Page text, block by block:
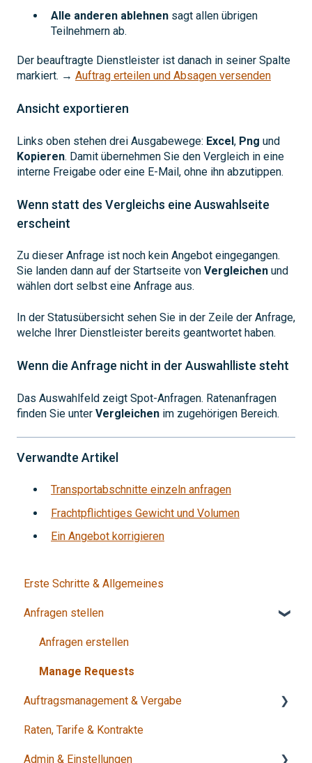
Alle anderen ablehnen sagt allen übrigen
Teilnehmern ab.
Der beauftragte Dienstleister ist danach in seiner Spalte
markiert. → Auftrag erteilen und Absagen versenden
Ansicht exportieren
Links oben stehen drei Ausgabewege: Excel, Png und
Kopieren. Damit übernehmen Sie den Vergleich in eine
interne Freigabe oder eine E-Mail, ohne ihn abzutippen.
Wenn statt des Vergleichs eine Auswahlseite
erscheint
Zu dieser Anfrage ist noch kein Angebot eingegangen.
Sie landen dann auf der Startseite von Vergleichen und
wählen dort selbst eine Anfrage aus.
In der Statusübersicht sehen Sie in der Zeile der Anfrage,
welche Ihrer Dienstleister bereits geantwortet haben.
Wenn die Anfrage nicht in der Auswahlliste steht
Das Auswahlfeld zeigt Spot-Anfragen. Ratenanfragen
finden Sie unter Vergleichen im zugehörigen Bereich.
Verwandte Artikel
Transportabschnitte einzeln anfragen
Frachtpflichtiges Gewicht und Volumen
Ein Angebot korrigieren
Erste Schritte & Allgemeines
Anfragen stellen
Anfragen erstellen
Manage Requests
Auftragsmanagement & Vergabe
Entscheidung & Vergabe
Status & Abschluss
Raten, Tarife & Kontrakte
Admin & Einstellungen